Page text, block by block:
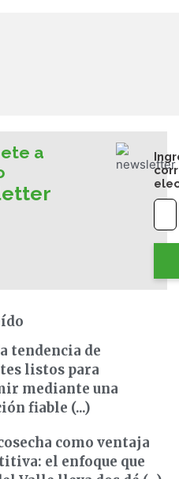
a
tendencia de
listos para
mediante una
fiable (...)
como ventaja
el enfoque que